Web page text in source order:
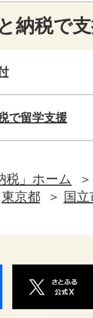
納税で
で留学支援
税」ホーム
東京都 国立